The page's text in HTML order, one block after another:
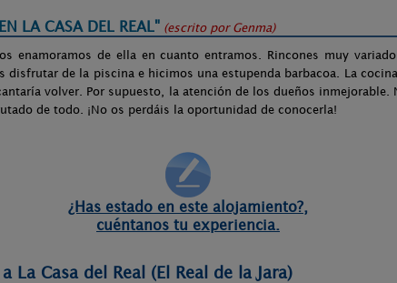
LA CASA DEL REAL" (escrito por Genma)
enamoramos de ella en cuanto entramos. Rincones muy
disfrutar de la piscina e hicimos una estupenda barbacoa. La
volver. Por supuesto, la atención de los dueños
de todo. ¡No os perdáis la oportunidad de conocerla!
¿Has estado en este alojamiento?,
cuéntanos tu experiencia.
La Casa del Real (El Real de la Jara)